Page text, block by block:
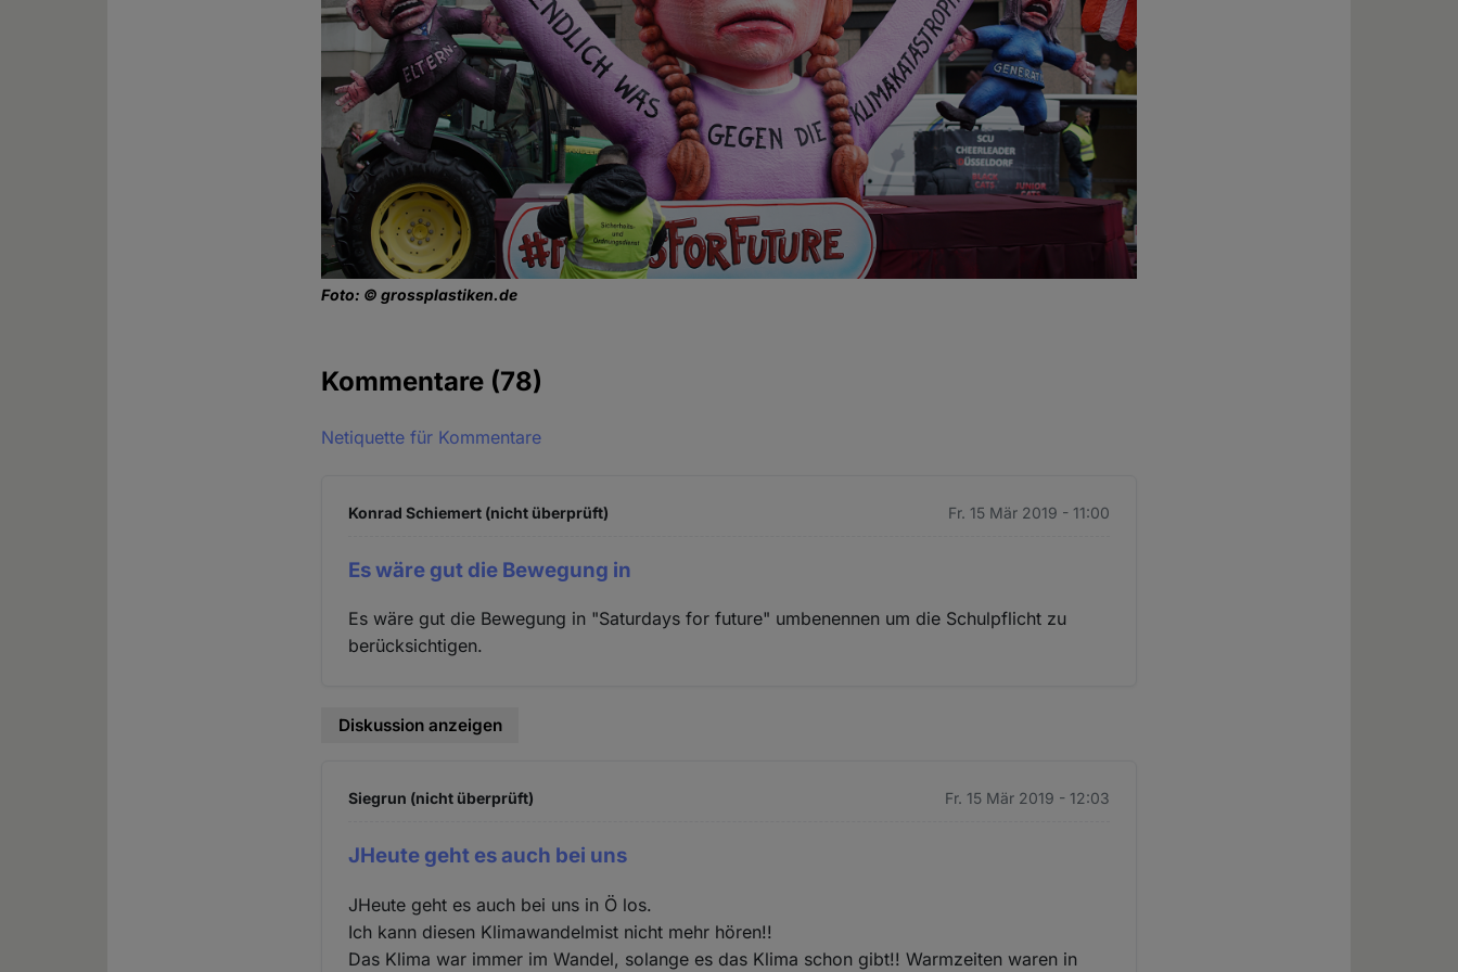
Foto: © grossplastiken.de
Kommentare (78)
Netiquette für Kommentare
Konrad Schiemert (nicht überprüft) Fr. 15 Mär 2019 - 11:00
Es wäre gut die Bewegung in
Es wäre gut die Bewegung in "Saturdays for future" umbenennen um die Schulpflicht zu
berücksichtigen.
Diskussion anzeigen
Siegrun (nicht überprüft) Fr. 15 Mär 2019 - 12:03
JHeute geht es auch bei uns
JHeute geht es auch bei uns in Ö los.
Ich kann diesen Klimawandelmist nicht mehr hören!!
Das Klima war immer im Wandel, solange es das Klima schon gibt!! Warmzeiten waren in